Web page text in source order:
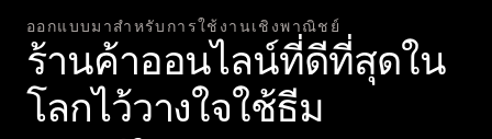
ออกแบบมาสำหรับการใช้งานเชิงพาณิชย์
ร้านค้าออนไลน์ที่ดีที่สุดใน
โลกไว้วางใจใช้ธีม